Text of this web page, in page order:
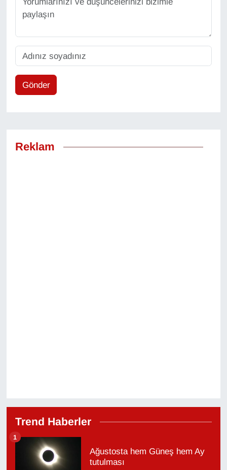
Gönder
Reklam
Trend Haberler
Ağustosta hem Güneş hem Ay
tutulması
1